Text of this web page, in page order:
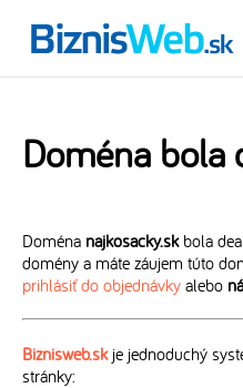
Doména bola
Doména najkosacky.skbola
domény a máte záujem túto
prihlásiť do objednávky alebo
Biznisweb.skje jednoduchý
stránky: